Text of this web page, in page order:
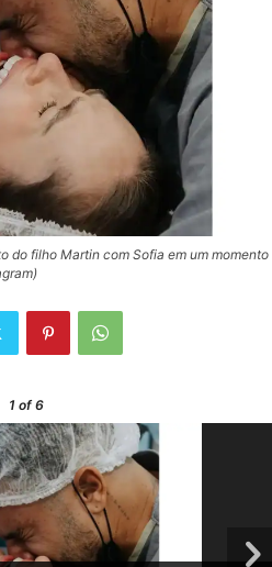
do filho Martin com Sofia em um momento
1 of 6